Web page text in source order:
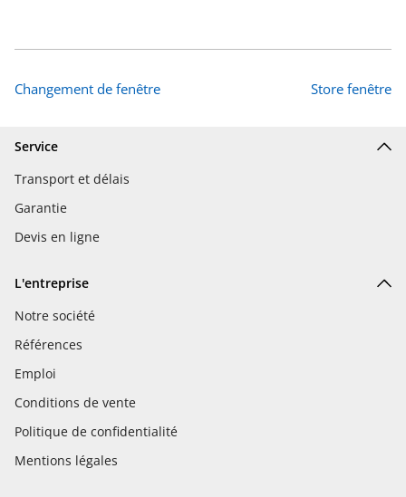
Changement de fenêtre Store fenêtre
Service
Transport et délais
Garantie
Devis en ligne
L'entreprise
Notre société
Références
Emploi
Conditions de vente
Politique de confidentialité
Mentions légales